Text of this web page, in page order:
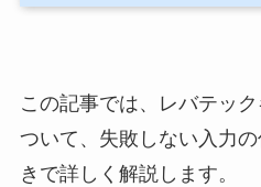
この記事では、レバテッ
ついて、失敗しない入力
きで詳しく解説します。